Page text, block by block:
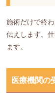
施術だけで終
伝えします。
ます。
医療機関の